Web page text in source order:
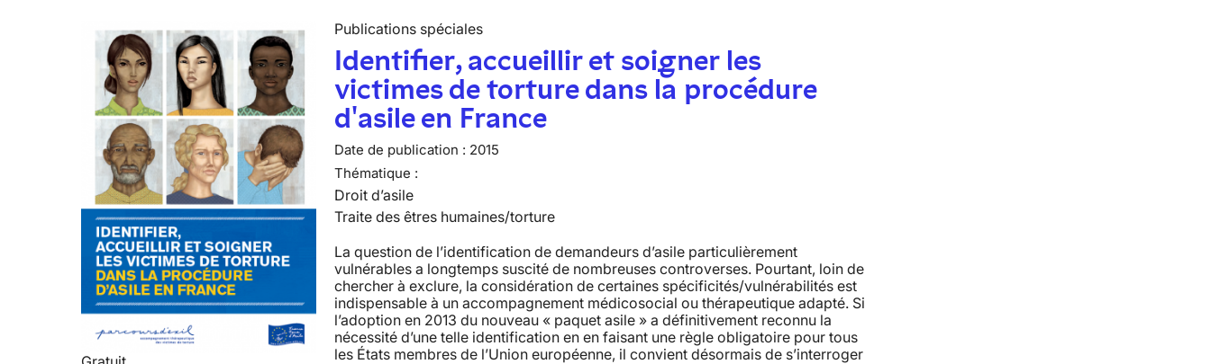
Publications spéciales
Identifier, accueillir et soigner les
victimes de torture dans la procédure
d'asile en France
Date de publication : 2015
Thématique :
Droit d’asile
Traite des êtres humaines/torture
La question de l’identification de demandeurs d’asile particulièrement
vulnérables a longtemps suscité de nombreuses controverses. Pourtant, loin de
chercher à exclure, la considération de certaines spécificités/vulnérabilités est
indispensable à un accompagnement médicosocial ou thérapeutique adapté. Si
l’adoption en 2013 du nouveau « paquet asile » a définitivement reconnu la
nécessité d’une telle identification en en faisant une règle obligatoire pour tous
les États membres de l’Union européenne, il convient désormais de s’interroger